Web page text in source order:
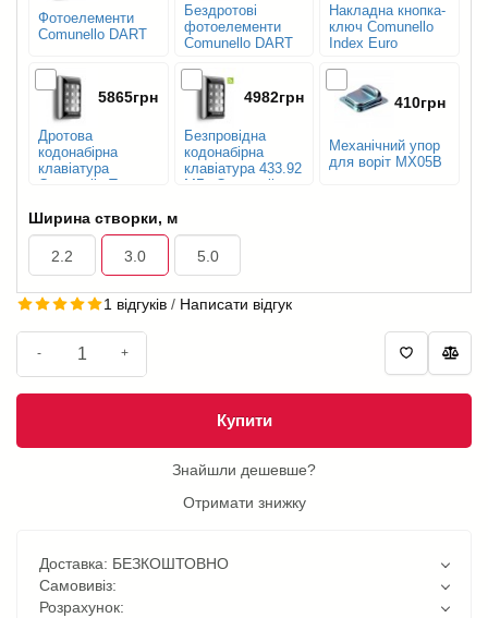
Фотоелементи
Comunello DART
Бездротові
фотоелементи
Comunello DART
Накладна кнопка-
ключ Comunello
Index Euro
Дротова
кодонабірна
клавіатура
Comunello Tact
5865грн
Безпровідна
кодонабірна
клавіатура 433.92
МГц Comunello
4982грн
Механічний упор
для воріт МХ05B
410грн
Ширина створки, м
2.2 3.0 5.0
1 відгуків / Написати відгук
- +
Купити
Знайшли дешевше?
Отримати знижку
Доставка: БЕЗКОШТОВНО
Самовивіз:
Розрахунок: